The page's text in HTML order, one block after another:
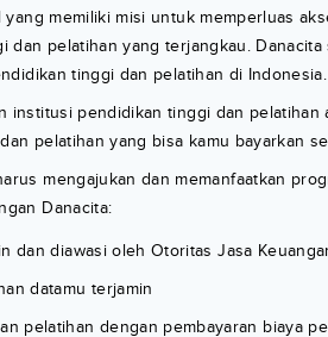
memiliki misi untuk memperluas
dan pelatihan yang terjangkau.
tinggi dan pelatihan di Indonesia.
institusi pendidikan tinggi dan pelatihan
pelatihan yang bisa kamu bayarkan
mengajukan dan memanfaatkan
Danacita:
dan diawasi oleh Otoritas Jasa
datamu terjamin
pelatihan dengan pembayaran biaya